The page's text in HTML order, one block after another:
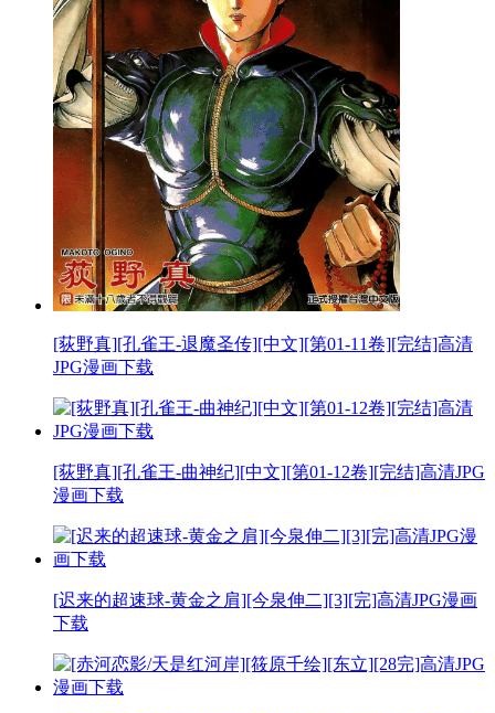
[荻野真][孔雀王-退魔圣传][中文][第01-11卷][完结]高清
JPG漫画下载
[荻野真][孔雀王-曲神纪][中文][第01-12卷][完结]高清JPG
漫画下载
[迟来的超速球-黄金之肩][今泉伸二][3][完]高清JPG漫画
下载